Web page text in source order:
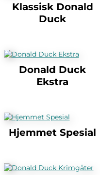
Klassisk Donald
Duck
Donald Duck
Ekstra
Hjemmet Spesial